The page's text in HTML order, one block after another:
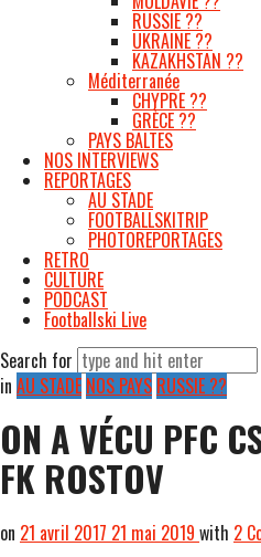
RUSSIE ??
UKRAINE ??
KAZAKHSTAN ??
Méditerranée
CHYPRE ??
GRÈCE ??
PAYS BALTES
NOS INTERVIEWS
REPORTAGES
AU STADE
FOOTBALLSKITRIP
PHOTOREPORTAGES
RETRO
CULTURE
PODCAST
Footballski Live
Search for
in AU STADE NOS PAYS RUSSIE ??
ON A VÉCU PFC
FK ROSTOV
on 21 avril 2017 21 mai 2019 with 2